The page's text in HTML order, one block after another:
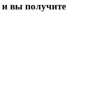
и вы получите